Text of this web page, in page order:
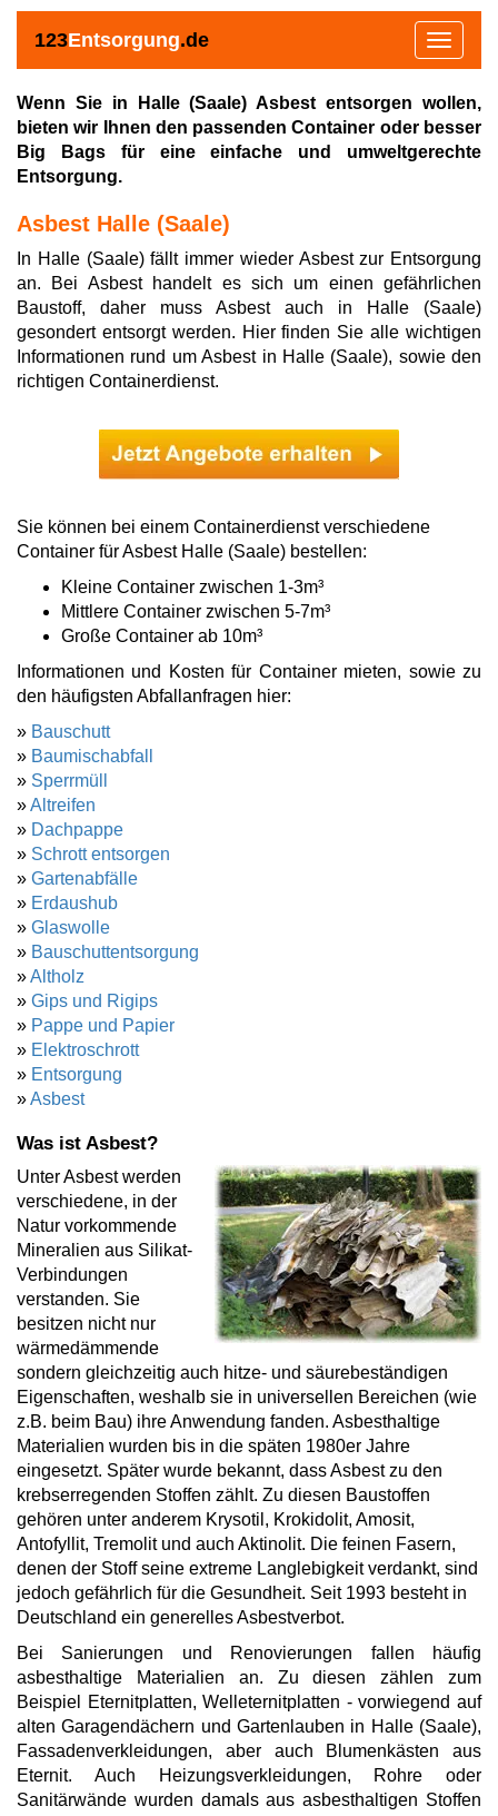
123Entsorgung.de
Toggle
Wenn Sie in Halle (Saale) Asbest entsorgen wollen,
bieten wir Ihnen den passenden Container oder besser
Big Bags für eine einfache und umweltgerechte
Entsorgung.
Asbest Halle (Saale)
In Halle (Saale) fällt immer wieder Asbest zur Entsorgung
an. Bei Asbest handelt es sich um einen gefährlichen
Baustoff, daher muss Asbest auch in Halle (Saale)
gesondert entsorgt werden. Hier finden Sie alle wichtigen
Informationen rund um Asbest in Halle (Saale), sowie den
richtigen Containerdienst.
Sie können bei einem Containerdienst verschiedene
Container für Asbest Halle (Saale) bestellen:
Kleine Container zwischen 1-3m³
Mittlere Container zwischen 5-7m³
Große Container ab 10m³
Informationen und Kosten für Container mieten, sowie zu
den häufigsten Abfallanfragen hier:
» Bauschutt
» Baumischabfall
» Sperrmüll
»Altreifen
» Dachpappe
» Schrott entsorgen
» Gartenabfälle
» Erdaushub
» Glaswolle
» Bauschuttentsorgung
»Altholz
» Gips und Rigips
» Pappe und Papier
» Elektroschrott
» Entsorgung
»Asbest
Was ist Asbest?
Unter Asbest werden
verschiedene, in der
Natur vorkommende
Mineralien aus Silikat-
Verbindungen
verstanden. Sie
besitzen nicht nur
wärmedämmende
sondern gleichzeitig auch hitze- und säurebeständigen
Eigenschaften, weshalb sie in universellen Bereichen (wie
z.B. beim Bau) ihre Anwendung fanden. Asbesthaltige
Materialien wurden bis in die späten 1980er Jahre
eingesetzt. Später wurde bekannt, dass Asbest zu den
krebserregenden Stoffen zählt. Zu diesen Baustoffen
gehören unter anderem Krysotil, Krokidolit, Amosit,
Antofyllit, Tremolit und auch Aktinolit. Die feinen Fasern,
denen der Stoff seine extreme Langlebigkeit verdankt, sind
jedoch gefährlich für die Gesundheit. Seit 1993 besteht in
Deutschland ein generelles Asbestverbot.
Bei Sanierungen und Renovierungen fallen häufig
asbesthaltige Materialien an. Zu diesen zählen zum
Beispiel Eternitplatten, Welleternitplatten - vorwiegend auf
alten Garagendächern und Gartenlauben in Halle (Saale),
Fassadenverkleidungen, aber auch Blumenkästen aus
Eternit. Auch Heizungsverkleidungen, Rohre oder
Sanitärwände wurden damals aus asbesthaltigen Stoffen